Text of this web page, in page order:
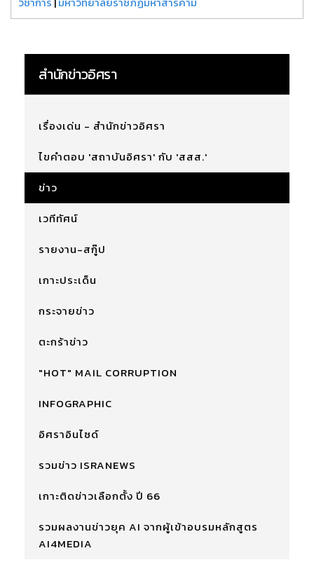
สำนักข่าวอิศรา
เรื่องเด่น - สำนักข่าวอิศรา
ไขคำตอบ 'สถาบันอิศรา' กับ 'สสส.'
ข่าว
เวทีทัศน์
รายงาน-สกู๊ป
เกาะประเด็น
กระจายข่าว
ตะกร้าข่าว
"HOT" MAIL CORRUPTION
INFOGRAPHIC
อิศราอินไซด์
รวมข่าว ISRANEWS
เกาะติดข่าวเลือกตั้ง ปี 66
รวมผลงานข่าวยุค AI จากผู้เข้าอบรมหลักสูตร
AI4MEDIA